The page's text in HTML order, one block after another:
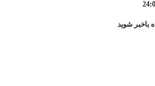
باخبر شوید